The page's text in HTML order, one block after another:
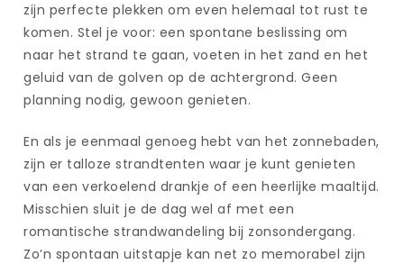
zijn perfecte plekken om even helemaal tot rust te
komen. Stel je voor: een spontane beslissing om
naar het strand te gaan, voeten in het zand en het
geluid van de golven op de achtergrond. Geen
planning nodig, gewoon genieten.
En als je eenmaal genoeg hebt van het zonnebaden,
zijn er talloze strandtenten waar je kunt genieten
van een verkoelend drankje of een heerlijke maaltijd.
Misschien sluit je de dag wel af met een
romantische strandwandeling bij zonsondergang.
Zo’n spontaan uitstapje kan net zo memorabel zijn